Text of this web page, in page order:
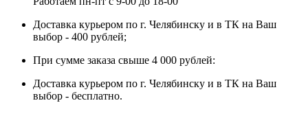
Доставка курьером по г. Челябинску и в ТК на Ваш
выбор - 400 рублей;
При сумме заказа свыше 4 000 рублей:
Доставка курьером по г. Челябинску и в ТК на Ваш
выбор - бесплатно.